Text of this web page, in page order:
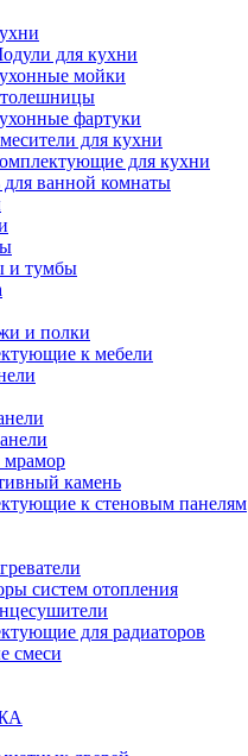
для кухни
мойки
фартуки
для кухни
для кухни
ванной комнаты
и тумбы
и полки
к мебели
мрамор
камень
к стеновым панелям
систем отопления
для радиаторов
смеси